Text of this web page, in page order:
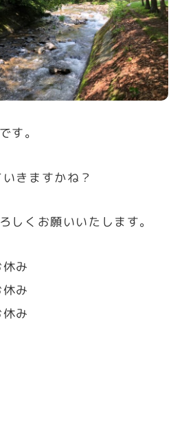
す。
きますかね？
しくお願いいたします。
み
み
み